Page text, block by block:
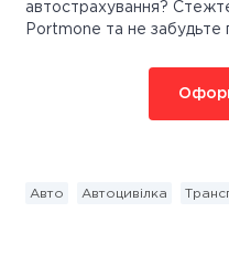
автострахування? Стежте
Portmone та не забудьте
Авто Автоцивілка